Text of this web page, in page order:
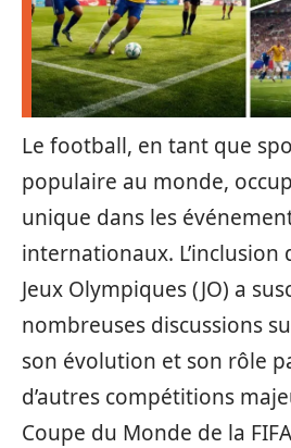
Le football, en tant que
populaire au monde,
unique dans les
internationaux.
Jeux Olympiques (JO) a
nombreuses discussions
son évolution et son rôle
d’autres compétitions
Coupe du Monde de la